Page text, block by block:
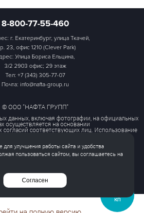
8-800-77-55-460
г. Екатеринбург, улица Ткачей,
23, офис 1210 (Clever Park)
Улица Бориса Ельцина,
3/2 2903 офис; 29 этаж
Тел: +7 (343) 305-77-07
Почта: info@nafta-group.ru
© ООО "НАФТА ГРУПП"
данных, включая фотографии, на официальных
осуществляется на основании
соответствующих лиц. Использование
обработки персональных данных
обработку персональных данных
КП
улучшения работы сайта и удобства
пользоваться сайтом, вы соглашаетесь на
Согласен